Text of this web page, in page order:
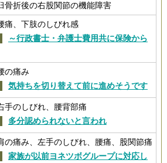
骨折後の右股関節の機能障害
痛、下肢のしびれ感
～行政書士・弁護士費用共に保険から
の痛み
気持ちを切り替えて前に進めそうです
手のしびれ、腰背部痛
多分認められないと言われ
の痛み、左手のしびれ、腰痛、股関節痛
家族が以前ヨネツボグループに対応し